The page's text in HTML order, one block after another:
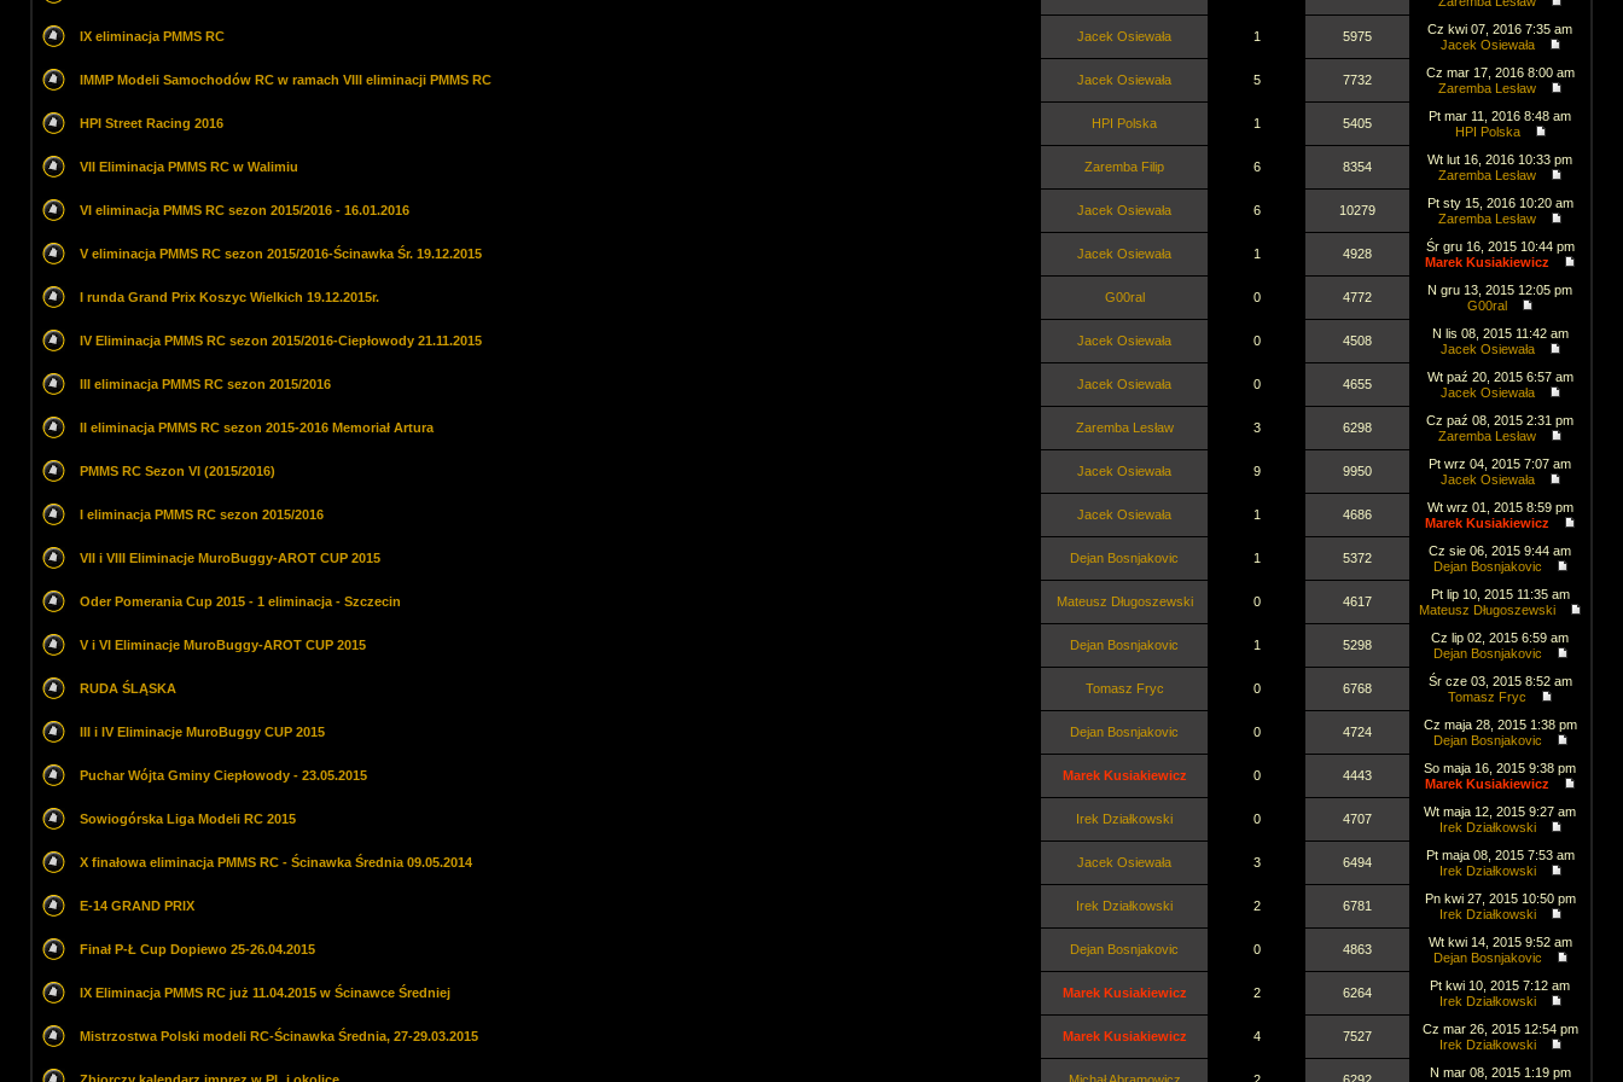
IX eliminacja PMMS RC Jacek Osiewała 1 5975
Cz kwi 07, 2016 7:35 am
Jacek Osiewała
IMMP Modeli Samochodów RC w ramach VIII eliminacji PMMS RC Jacek Osiewała 5 7732
Cz mar 17, 2016 8:00 am
Zaremba Lesław
HPI Street Racing 2016 HPI Polska 1 5405
Pt mar 11, 2016 8:48 am
HPI Polska
VII Eliminacja PMMS RC w Walimiu Zaremba Filip 6 8354
Wt lut 16, 2016 10:33 pm
Zaremba Lesław
VI eliminacja PMMS RC sezon 2015/2016 - 16.01.2016 Jacek Osiewała 6 10279
Pt sty 15, 2016 10:20 am
Zaremba Lesław
V eliminacja PMMS RC sezon 2015/2016-Ścinawka Śr. 19.12.2015 Jacek Osiewała 1 4928
Śr gru 16, 2015 10:44 pm
Marek Kusiakiewicz
I runda Grand Prix Koszyc Wielkich 19.12.2015r. G00ral 0 4772
N gru 13, 2015 12:05 pm
G00ral
IV Eliminacja PMMS RC sezon 2015/2016-Ciepłowody 21.11.2015 Jacek Osiewała 0 4508
N lis 08, 2015 11:42 am
Jacek Osiewała
III eliminacja PMMS RC sezon 2015/2016 Jacek Osiewała 0 4655
Wt paź 20, 2015 6:57 am
Jacek Osiewała
II eliminacja PMMS RC sezon 2015-2016 Memoriał Artura Zaremba Lesław 3 6298
Cz paź 08, 2015 2:31 pm
Zaremba Lesław
PMMS RC Sezon VI (2015/2016) Jacek Osiewała 9 9950
Pt wrz 04, 2015 7:07 am
Jacek Osiewała
I eliminacja PMMS RC sezon 2015/2016 Jacek Osiewała 1 4686
Wt wrz 01, 2015 8:59 pm
Marek Kusiakiewicz
VII i VIII Eliminacje MuroBuggy-AROT CUP 2015 Dejan Bosnjakovic 1 5372
Cz sie 06, 2015 9:44 am
Dejan Bosnjakovic
Oder Pomerania Cup 2015 - 1 eliminacja - Szczecin Mateusz Długoszewski 0 4617
Pt lip 10, 2015 11:35 am
Mateusz Długoszewski
V i VI Eliminacje MuroBuggy-AROT CUP 2015 Dejan Bosnjakovic 1 5298
Cz lip 02, 2015 6:59 am
Dejan Bosnjakovic
RUDA ŚLĄSKA Tomasz Fryc 0 6768
Śr cze 03, 2015 8:52 am
Tomasz Fryc
III i IV Eliminacje MuroBuggy CUP 2015 Dejan Bosnjakovic 0 4724
Cz maja 28, 2015 1:38 pm
Dejan Bosnjakovic
Puchar Wójta Gminy Ciepłowody - 23.05.2015 Marek Kusiakiewicz 0 4443
So maja 16, 2015 9:38 pm
Marek Kusiakiewicz
Sowiogórska Liga Modeli RC 2015 Irek Działkowski 0 4707
Wt maja 12, 2015 9:27 am
Irek Działkowski
X finałowa eliminacja PMMS RC - Ścinawka Średnia 09.05.2014 Jacek Osiewała 3 6494
Pt maja 08, 2015 7:53 am
Irek Działkowski
E-14 GRAND PRIX Irek Działkowski 2 6781
Pn kwi 27, 2015 10:50 pm
Irek Działkowski
Finał P-Ł Cup Dopiewo 25-26.04.2015 Dejan Bosnjakovic 0 4863
Wt kwi 14, 2015 9:52 am
Dejan Bosnjakovic
IX Eliminacja PMMS RC już 11.04.2015 w Ścinawce Średniej Marek Kusiakiewicz 2 6264
Pt kwi 10, 2015 7:12 am
Irek Działkowski
Mistrzostwa Polski modeli RC-Ścinawka Średnia, 27-29.03.2015 Marek Kusiakiewicz 4 7527
Cz mar 26, 2015 12:54 pm
Irek Działkowski
N mar 08, 2015 1:19 pm